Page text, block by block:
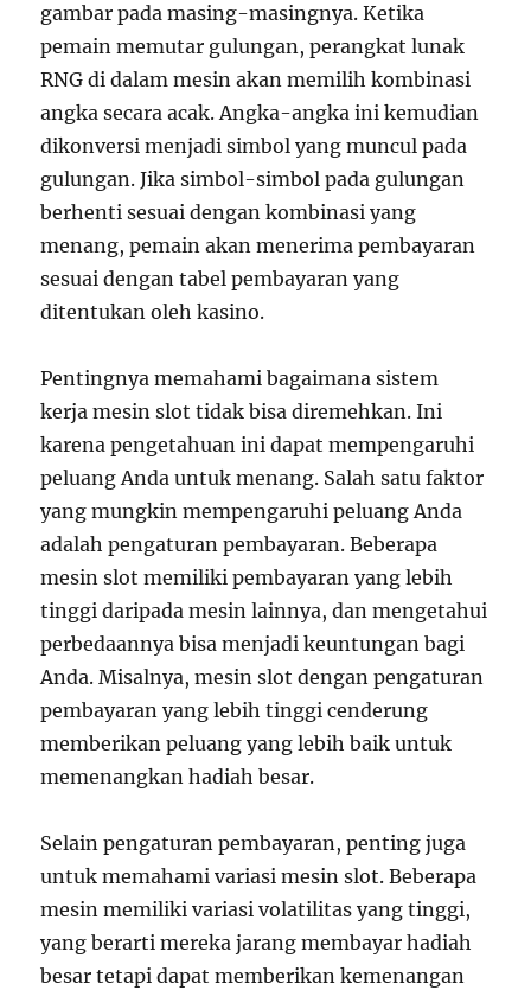
gambar pada masing-masingnya. Ketika
pemain memutar gulungan, perangkat lunak
RNG di dalam mesin akan memilih kombinasi
angka secara acak. Angka-angka ini kemudian
dikonversi menjadi simbol yang muncul pada
gulungan. Jika simbol-simbol pada gulungan
berhenti sesuai dengan kombinasi yang
menang, pemain akan menerima pembayaran
sesuai dengan tabel pembayaran yang
ditentukan oleh kasino.
Pentingnya memahami bagaimana sistem
kerja mesin slot tidak bisa diremehkan. Ini
karena pengetahuan ini dapat mempengaruhi
peluang Anda untuk menang. Salah satu faktor
yang mungkin mempengaruhi peluang Anda
adalah pengaturan pembayaran. Beberapa
mesin slot memiliki pembayaran yang lebih
tinggi daripada mesin lainnya, dan mengetahui
perbedaannya bisa menjadi keuntungan bagi
Anda. Misalnya, mesin slot dengan pengaturan
pembayaran yang lebih tinggi cenderung
memberikan peluang yang lebih baik untuk
memenangkan hadiah besar.
Selain pengaturan pembayaran, penting juga
untuk memahami variasi mesin slot. Beberapa
mesin memiliki variasi volatilitas yang tinggi,
yang berarti mereka jarang membayar hadiah
besar tetapi dapat memberikan kemenangan